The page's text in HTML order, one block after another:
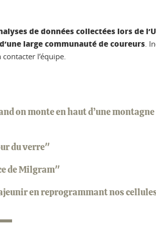
de données collectées lors de
large communauté de coureurs.
l’équipe.
on monte en haut d’une
du verre"
de Milgram"
en reprogrammant nos